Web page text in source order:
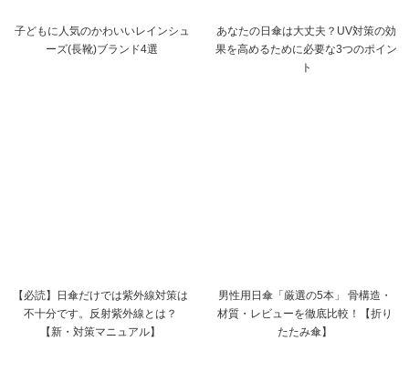
子どもに人気のかわいいレインシュ
ーズ(長靴)ブランド4選
あなたの日傘は大丈夫？UV対策の効
果を高めるために必要な3つのポイン
ト
【必読】日傘だけでは紫外線対策は
不十分です。反射紫外線とは？
【新・対策マニュアル】
男性用日傘「厳選の5本」 骨構造・
材質・レビューを徹底比較！【折り
たたみ傘】